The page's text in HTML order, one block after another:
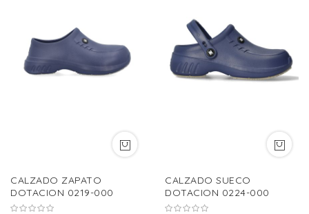
CALZADO ZAPATO
DOTACION 0219-000
CALZADO SUECO
DOTACION 0224-000